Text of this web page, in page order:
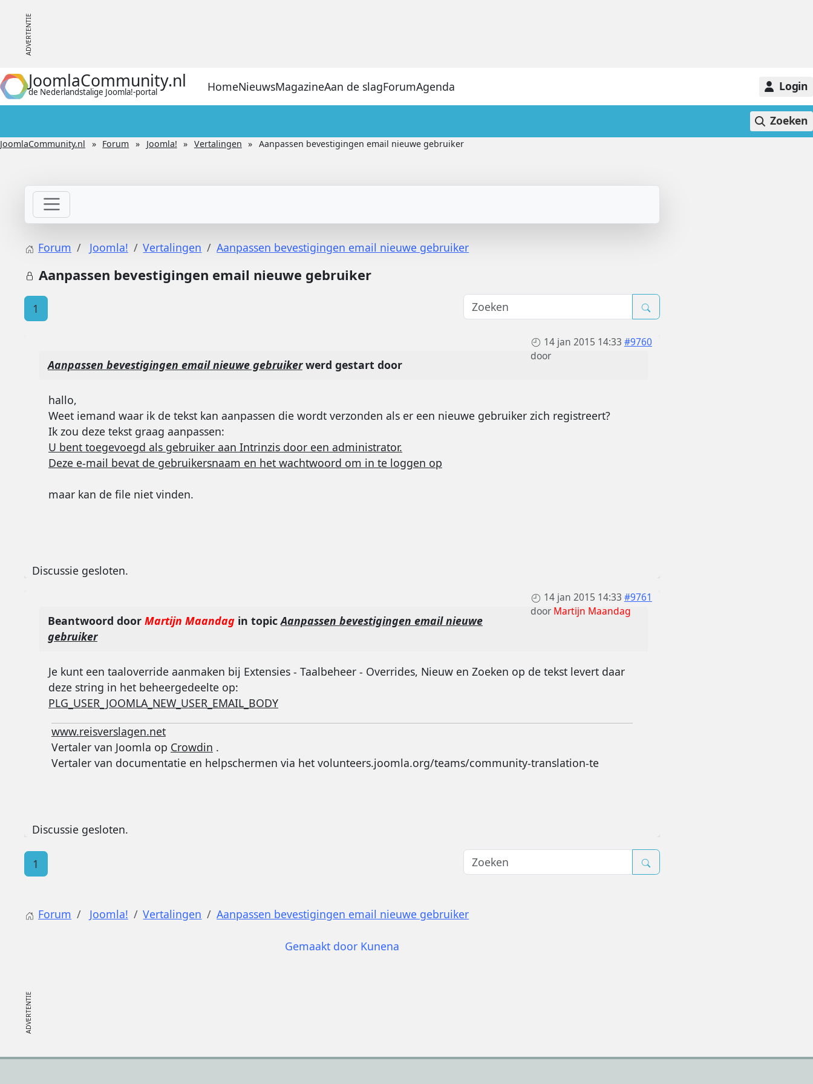
JoomlaCommunity.nl
de Nederlandstalige Joomla!-portal HomeNieuwsMagazineAan de slagForumAgenda Login
Zoeken
JoomlaCommunity.nl Forum Joomla! Vertalingen Aanpassen bevestigingen email nieuwe gebruiker
Forum Joomla! Vertalingen Aanpassen bevestigingen email nieuwe gebruiker
Aanpassen bevestigingen email nieuwe gebruiker
1
14 jan 2015 14:33 #9760
door
Aanpassen bevestigingen email nieuwe gebruikerwerd gestart door
hallo,
Weet iemand waar ik de tekst kan aanpassen die wordt verzonden als er een nieuwe gebruiker zich registreert?
Ik zou deze tekst graag aanpassen:
U bent toegevoegd als gebruiker aan Intrinzis door een administrator.
Deze e-mail bevat de gebruikersnaam en het wachtwoord om in te loggen op
maar kan de file niet vinden.
Discussie gesloten.
14 jan 2015 14:33 #9761
door Martijn Maandag
Beantwoord door Martijn Maandagin topicAanpassen bevestigingen email nieuwe
gebruiker
Je kunt een taaloverride aanmaken bij Extensies - Taalbeheer - Overrides, Nieuw en Zoeken op de tekst levert daar
deze string in het beheergedeelte op:
PLG_USER_JOOMLA_NEW_USER_EMAIL_BODY
www.reisverslagen.net
Vertaler van Joomla op Crowdin .
Vertaler van documentatie en helpschermen via het volunteers.joomla.org/teams/community-translation-te
Discussie gesloten.
1
Forum Joomla! Vertalingen Aanpassen bevestigingen email nieuwe gebruiker
Gemaakt door Kunena